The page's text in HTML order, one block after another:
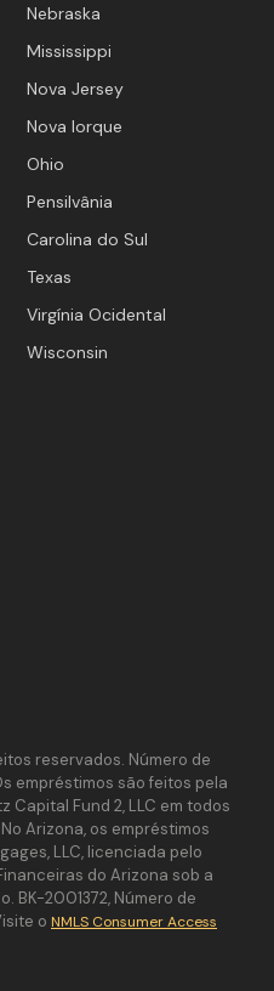
Nebraska
Mississippi
Nova Jersey
Nova Iorque
Ohio
Pensilvânia
Carolina do Sul
Texas
Virgínia Ocidental
Wisconsin
reservados. Número de
empréstimos são feitos pela
Capital Fund 2, LLC em todos
Arizona, os empréstimos
LLC, licenciada pelo
do Arizona sob a
BK-2001372, Número de
o NMLS Consumer Access